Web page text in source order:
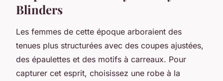
Blinders
Les femmes de cette époque arboraient des
tenues plus structurées avec des coupes ajustées,
des épaulettes et des motifs à carreaux. Pour
capturer cet esprit, choisissez une robe à la